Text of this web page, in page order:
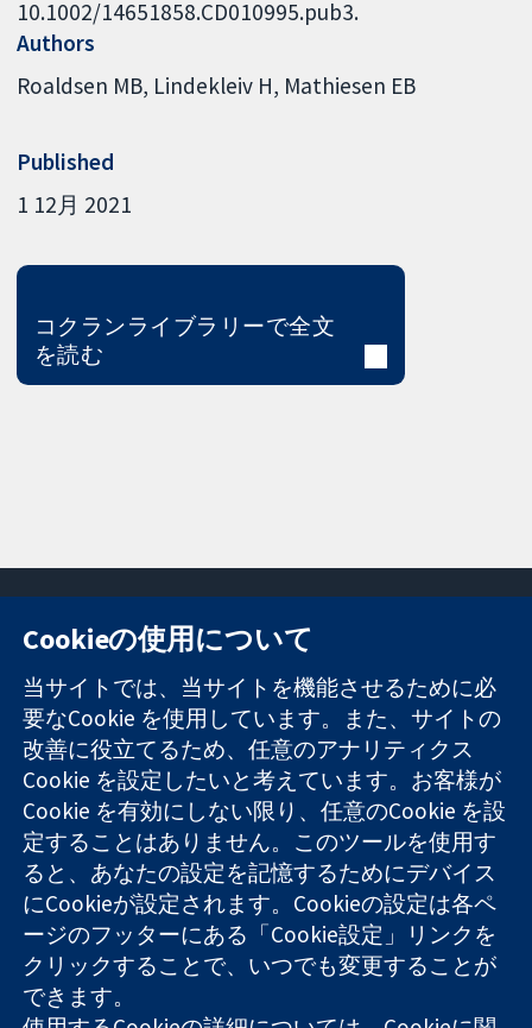
10.1002/14651858.CD010995.pub3.
Authors
Roaldsen MB Lindekleiv H Mathiesen EB
Published
1 12月 2021
コクランライブラリーで全文
を読む
信頼できるエビ
デンスと
情報に基づく意
思決定により
健康のさらなる
向上へ
11-13 Cavendish
Square
London
W1G 0AN
United Kingdom
お問い合わせ
ニュース
広報
コクランにつ
いて
採用
Cochrane
Library
コクラン・コラボレーションは、イングランド及びウェールズ
に登録された慈善団体（登録番号 1045921）および保証有限責
任会社（登録番号 03044323）です。付加価値税登録番号 GB
Cookieの使用について
当サイトでは、当サイトを機能させるために必
要なCookie を使用しています。また、サイトの
改善に役立てるため、任意のアナリティクス
Cookie を設定したいと考えています。お客様が
Cookie を有効にしない限り、任意のCookie を設
定することはありません。このツールを使用す
ると、あなたの設定を記憶するためにデバイス
にCookieが設定されます。Cookieの設定は各ペ
ージのフッターにある「Cookie設定」リンクを
クリックすることで、いつでも変更することが
できます。